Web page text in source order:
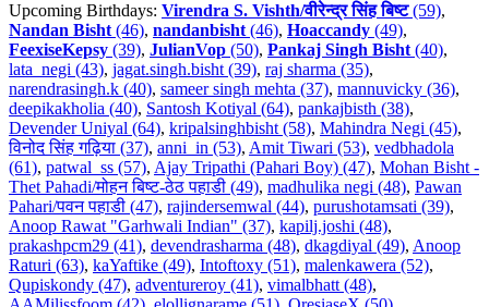
Upcoming Birthdays: Virendra S. Vishth/वीरेन्द्र सिंह बिष्ट(59),
Nandan Bisht(46), nandanbisht(46), Hoaccandy (49),
FeexiseKepsy (39), JulianVop (50), Pankaj Singh Bisht(40),
lata_negi (43), jagat.singh.bisht (39), raj sharma (35),
narendrasingh.k (40), sameer singh mehta (37), mannuvicky (36),
deepikakholia (40), Santosh Kotiyal (64), pankajbisth (38),
Devender Uniyal (64), kripalsinghbisht (58), Mahindra Negi (45),
विनोद सिंह गढ़िया (37), anni_in (53), Amit Tiwari (53), vedbhadola
(61), patwal_ss (57), Ajay Tripathi (Pahari Boy) (47), Mohan Bisht -
Thet Pahadi/मोहन बिष्ट-ठेठ पहाडी (49), madhulika negi (48), Pawan
Pahari/पवन पहाडी (47), rajindersemwal (44), purushotamsati (39),
Anoop Rawat "Garhwali Indian" (37), kapilj.joshi (48),
prakashpcm29 (41), devendrasharma (48), dkagdiyal (49), Anoop
Raturi (63), kaYaftike (49), Intoftoxy (51), malenkawera (52),
Qupiskondy (47), adventureroy (41), vimalbhatt (48),